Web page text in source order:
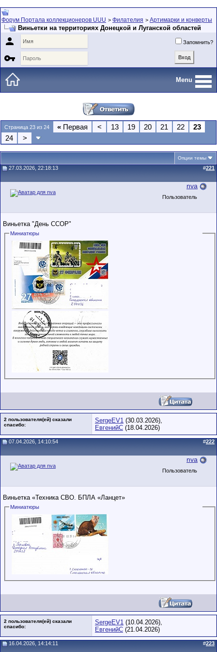
Форум Портала коллекционеров UUU > Филателия > Артимарки и конверты
Виньетки на территориях Донецкой и Луганской областей
 Запомнить?

Menu
Страница 23 из 24 « Первая < 13 19 20 21 22
23
24
>
Опции темы
27.03.2026, 22:18:13 #221
nva
Пользователь
Виньетка "День ССОР"
Миниатюры
2 пользователя(ей) сказали
cпасибо:
SergeEV1 (30.03.2026),
ЕвгенийС (18.04.2026)
07.04.2026, 14:10:54 #222
nva
Пользователь
Виньетка «Техника СВО. БПЛА «Ланцет»
Миниатюры
2 пользователя(ей) сказали
cпасибо:
SergeEV1 (10.04.2026),
ЕвгенийС (21.04.2026)
16.04.2026, 14:14:11 #223